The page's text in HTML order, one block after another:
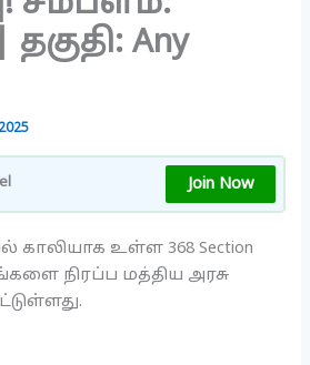
தகுதி: Any
Join Now
காலியாக உள்ள 368 Section
நிரப்ப மத்திய அரசு